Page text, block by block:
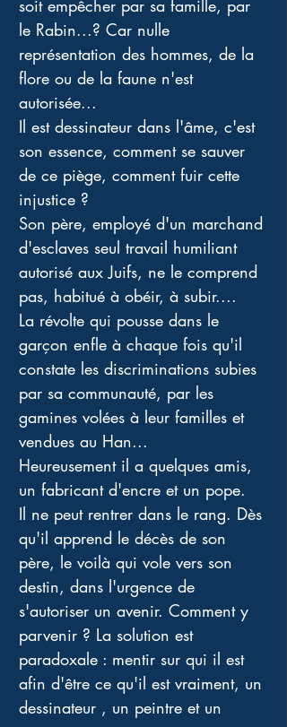
soit empêcher par sa famille, par
le Rabin...? Car nulle
représentation des hommes, de la
flore ou de la faune n'est
autorisée...
Il est dessinateur dans l'âme, c'est
son essence, comment se sauver
de ce piège, comment fuir cette
injustice ?
Son père, employé d'un marchand
d'esclaves seul travail humiliant
autorisé aux Juifs, ne le comprend
pas, habitué à obéir, à subir....
La révolte qui pousse dans le
garçon enfle à chaque fois qu'il
constate les discriminations subies
par sa communauté, par les
gamines volées à leur familles et
vendues au Han...
Heureusement il a quelques amis,
un fabricant d'encre et un pope.
Il ne peut rentrer dans le rang. Dès
qu'il apprend le décès de son
père, le voilà qui vole vers son
destin, dans l'urgence de
s'autoriser un avenir. Comment y
parvenir ? La solution est
paradoxale : mentir sur qui il est
afin d'être ce qu'il est vraiment, un
dessinateur , un peintre et un